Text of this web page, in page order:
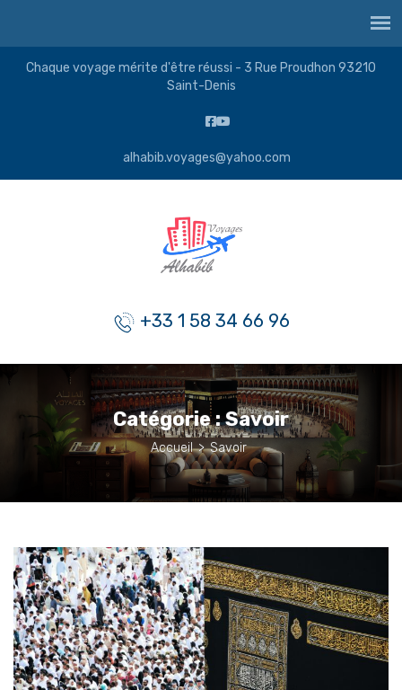
Chaque voyage mérite d'être réussi - 3 Rue Proudhon 93210
Saint-Denis
alhabib.voyages@yahoo.com
+33 1 58 34 66 96
Catégorie :Savoir
Accueil > Savoir